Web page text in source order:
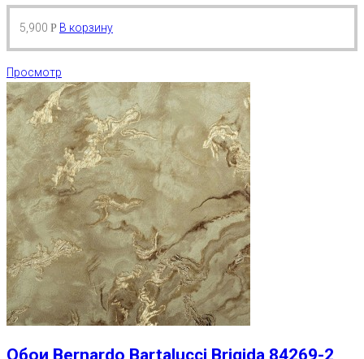
5,900 Р В корзину
Просмотр
Обои Bernardo Bartalucci Brigida 84269-2